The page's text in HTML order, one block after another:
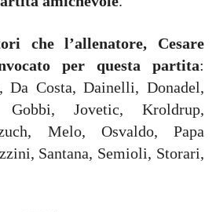
che l’allenatore, Cesare
per questa partita:
Da Costa, Dainelli, Donadel,
Jovetic, Kroldrup,
Melo, Osvaldo, Papa
Santana, Semioli, Storari,